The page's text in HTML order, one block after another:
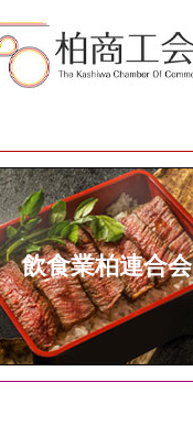
飲食業柏連合会